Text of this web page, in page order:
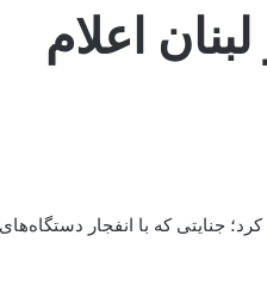
اعلام
جنایتی که با انفجار